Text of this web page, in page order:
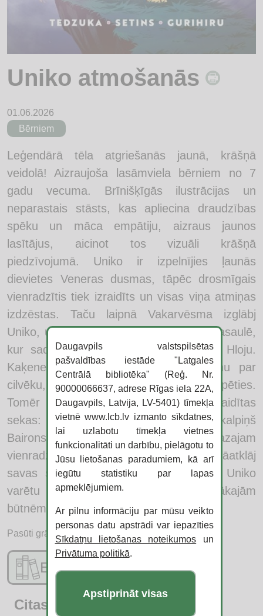
Uniko atmošanās
01.06.2026
Bērniem
Leģendārā tēla atgriešanās jaunā, krāšņā
veidolā! Aizraujoša lasāmviela bērniem no 7
gadu vecuma. Brīnišķīgās ilustrācijas un
neparastais stāsts, kas apliecina draudzības
spēku un māca empātiju, aizraus jaunos
lasītājus, aicinot tos vizuāli krāšņā
piedzīvojumā. Uniko ir izpelnījies ļaunās
dievietes Veneras dusmas, tāpēc drosmīgais
vienradzītis tiek izraidīts un visas viņa atmiņas
izdzēstas. Taču laipnā Vakarvēsma izglābj
Uniko, un viņš atmostas nepazīstamā pasaulē,
kur sadraudzējas ar pamesto sargkaķi Hloju.
Kaķene lūdz vienradzītim pārvērst viņu par
cilvēku, lai varētu pati par sevi parūpēties.
Tomēr Uniko labestības solim ir negaidītas
sekas: Venera un viņas nežēlīgais pakalpiņš
Bairons grib abus iznīcināt! Mazajam
vienradzim steigšus jāatgūst atmiņa un jāatklāj
savas slēptās spējas. Ja tas izdotos, Uniko
varētu kļūt par vienu no ietekmīgākajām
būtnēm Visumā.
Pasūti grāmatu:
E-katalogs
Citas jaunās grāmatas
Daugavpils valstspilsētas
pašvaldības iestāde "Latgales
Centrālā bibliotēka" (Reģ. Nr.
90000066637, adrese Rīgas iela 22A,
Daugavpils, Latvija, LV-5401) tīmekļa
vietnē www.lcb.lv izmanto sīkdatnes,
lai uzlabotu tīmekļa vietnes
funkcionalitāti un darbību, pielāgotu to
Jūsu lietošanas paradumiem, kā arī
iegūtu statistiku par lapas
apmeklējumiem.
Ar pilnu informāciju par mūsu veikto
personas datu apstrādi var iepazīties
Sīkdatņu lietošanas noteikumos un
Privātuma politikā.
Apstiprināt visas